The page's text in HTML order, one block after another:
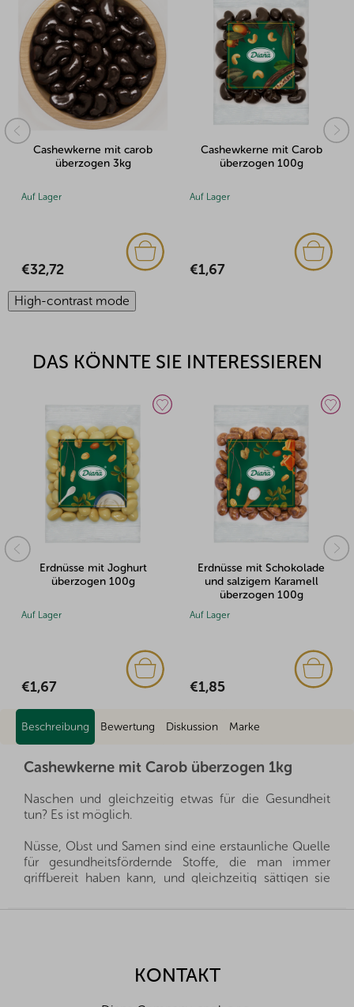
Cashewkerne mit carob
überzogen 3kg
Auf Lager
€32,72
Cashewkerne mit Carob
überzogen 100g
Auf Lager
€1,67
High-contrast mode
DAS KÖNNTE SIE INTERESSIEREN
Erdnüsse mit Joghurt
überzogen 100g
Auf Lager
€1,67
Erdnüsse mit Schokolade
und salzigem Karamell
überzogen 100g
Auf Lager
€1,85
Beschreibung Bewertung Diskussion Marke
Cashewkerne mit Carob überzogen 1kg
Naschen und gleichzeitig etwas für die Gesundheit
tun? Es ist möglich.
Nüsse, Obst und Samen sind eine erstaunliche Quelle
für gesundheitsfördernde Stoffe, die man immer
griffbereit haben kann, und gleichzeitig sättigen sie
Snack, man muss nur auswählen, welche Sorte für die
Herkunftsländern, und dank der guten Beziehungen
wir oft in der Lage, exklusive Vertretungen direkt von
KONTAKT